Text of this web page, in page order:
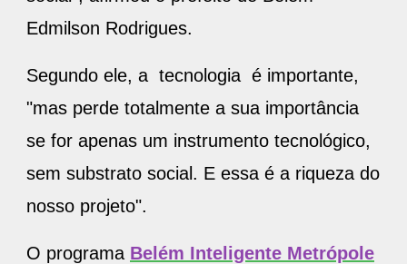
Edmilson Rodrigues.
Segundo ele, a tecnologia é importante,
"mas perde totalmente a sua importância
se for apenas um instrumento tecnológico,
sem substrato social. E essa é a riqueza do
nosso projeto".
O programa Belém Inteligente Metrópole